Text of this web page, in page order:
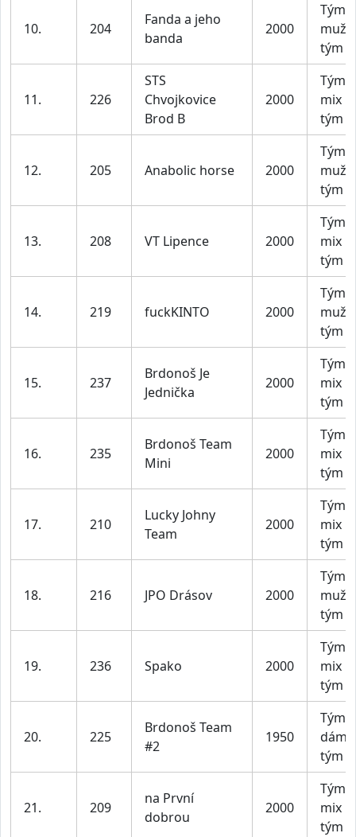
10. 204
Fanda a jeho
banda
2000
Tým
tým
11. 226
STS
Chvojkovice
Brod B
2000
Tým
mix
tým
12. 205 Anabolic horse 2000
Tým
tým
13. 208 VT Lipence 2000
Tým
mix
tým
14. 219 fuckKINTO 2000
Tým
tým
15. 237
Brdonoš Je
Jednička
2000
Tým
mix
tým
16. 235
Brdonoš Team
Mini
2000
Tým
mix
tým
17. 210
Lucky Johny
Team
2000
Tým
mix
tým
18. 216 JPO Drásov 2000
Tým
tým
19. 236 Spako 2000
Tým
mix
tým
20. 225
Brdonoš Team
#2
1950
Tým
tým
21. 209
na První
dobrou
2000
Tým
mix
tým